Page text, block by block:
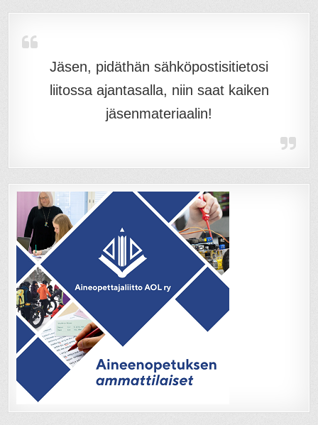
Jäsen, pidäthän sähköpostisitietosi
liitossa ajantasalla, niin saat kaiken
jäsenmateriaalin!